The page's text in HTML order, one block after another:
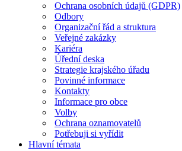
Ochrana osobních údajů (GDPR)
Odbory
Organizační řád a struktura
Veřejné zakázky
Kariéra
Úřední deska
Strategie krajského úřadu
Povinné informace
Kontakty
Informace pro obce
Volby
Ochrana oznamovatelů
Potřebuji si vyřídit
Hlavní témata